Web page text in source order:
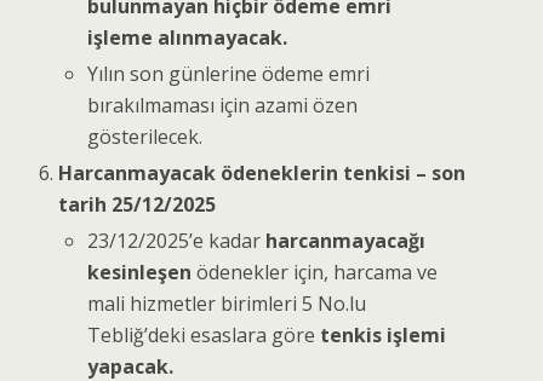
bulunmayan hiçbir ödeme emri
işleme alınmayacak.
Yılın son günlerine ödeme emri
bırakılmaması için azami özen
gösterilecek.
Harcanmayacak ödeneklerin tenkisi – son
tarih 25/12/2025
23/12/2025’e kadar harcanmayacağı
kesinleşen ödenekler için, harcama ve
mali hizmetler birimleri 5 No.lu
Tebliğ’deki esaslara göre tenkis işlemi
yapacak.